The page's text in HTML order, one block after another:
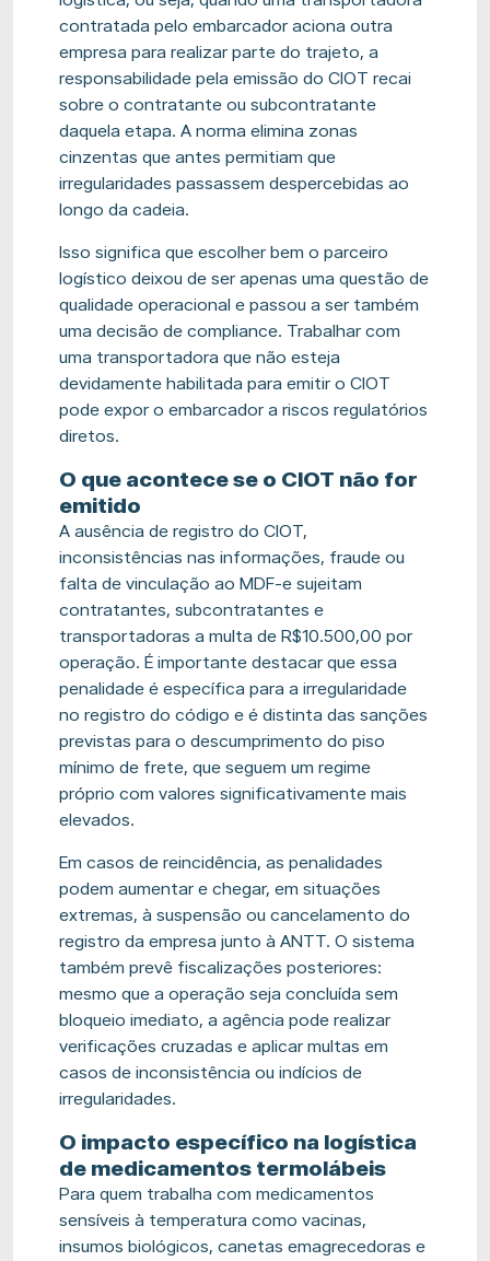
contratada pelo embarcador aciona outra
empresa para realizar parte do trajeto, a
responsabilidade pela emissão do CIOT recai
sobre o contratante ou subcontratante
daquela etapa. A norma elimina zonas
cinzentas que antes permitiam que
irregularidades passassem despercebidas ao
longo da cadeia.
Isso significa que escolher bem o parceiro
logístico deixou de ser apenas uma questão de
qualidade operacional e passou a ser também
uma decisão de compliance. Trabalhar com
uma transportadora que não esteja
devidamente habilitada para emitir o CIOT
pode expor o embarcador a riscos regulatórios
diretos.
O que acontece se o CIOT não for
emitido
A ausência de registro do CIOT,
inconsistências nas informações, fraude ou
falta de vinculação ao MDF-e sujeitam
contratantes, subcontratantes e
transportadoras a multa de R$10.500,00 por
operação. É importante destacar que essa
penalidade é específica para a irregularidade
no registro do código e é distinta das sanções
previstas para o descumprimento do piso
mínimo de frete, que seguem um regime
próprio com valores significativamente mais
elevados.
Em casos de reincidência, as penalidades
podem aumentar e chegar, em situações
extremas, à suspensão ou cancelamento do
registro da empresa junto à ANTT. O sistema
também prevê fiscalizações posteriores:
mesmo que a operação seja concluída sem
bloqueio imediato, a agência pode realizar
verificações cruzadas e aplicar multas em
casos de inconsistência ou indícios de
irregularidades.
O impacto específico na logística
de medicamentos termolábeis
Para quem trabalha com medicamentos
sensíveis à temperatura como vacinas,
insumos biológicos, canetas emagrecedoras e